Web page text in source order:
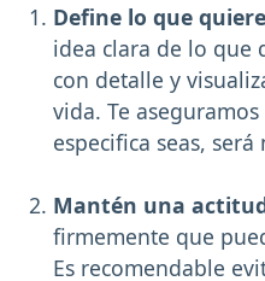
Define lo que
idea clara de lo que
con detalle y
vida. Te
especifica seas,
Mantén una
firmemente que
Es recomendable